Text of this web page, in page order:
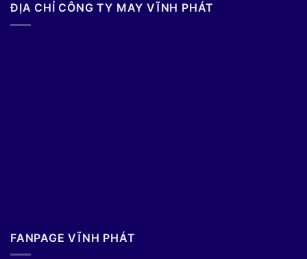
ĐỊA CHỈ CÔNG TY MAY VĨNH PHÁT
FANPAGE VĨNH PHÁT